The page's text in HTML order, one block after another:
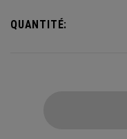
QUANTITÉ: